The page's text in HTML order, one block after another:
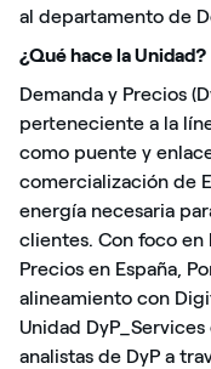
al departamento de
¿Qué hace la Unidad?
Demanda y Precios
perteneciente a la
como puente y
comercialización de
energía necesaria
clientes. Con foco en
Precios en España,
alineamiento con
Unidad
analistas de DyP a